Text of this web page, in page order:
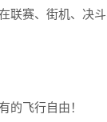
联赛、街机、决
的飞行自由！